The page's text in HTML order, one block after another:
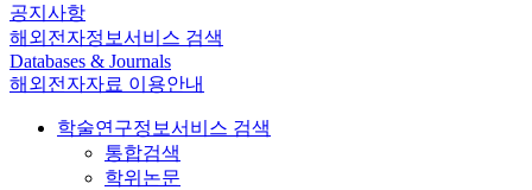
공지사항
해외전자정보서비스 검색
Databases & Journals
해외전자자료 이용안내
학술연구정보서비스 검색
통합검색
학위논문